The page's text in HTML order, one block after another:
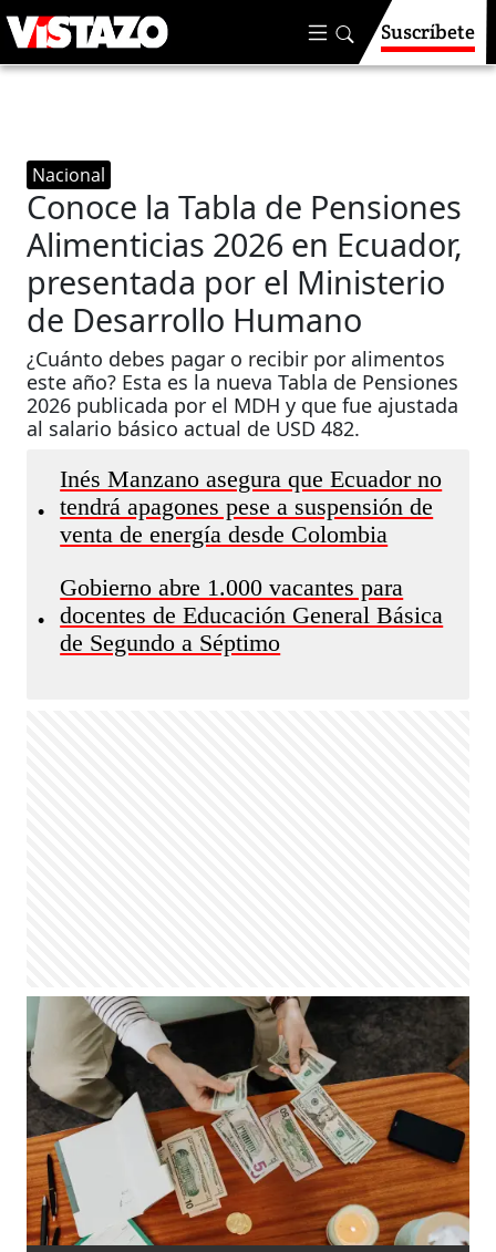
Suscríbete
Nacional
Conoce la Tabla de Pensiones
Alimenticias 2026 en Ecuador,
presentada por el Ministerio
de Desarrollo Humano
¿Cuánto debes pagar o recibir por alimentos
este año? Esta es la nueva Tabla de Pensiones
2026 publicada por el MDH y que fue ajustada
al salario básico actual de USD 482.
•
Inés Manzano asegura que Ecuador no
tendrá apagones pese a suspensión de
venta de energía desde Colombia
•
Gobierno abre 1.000 vacantes para
docentes de Educación General Básica
de Segundo a Séptimo